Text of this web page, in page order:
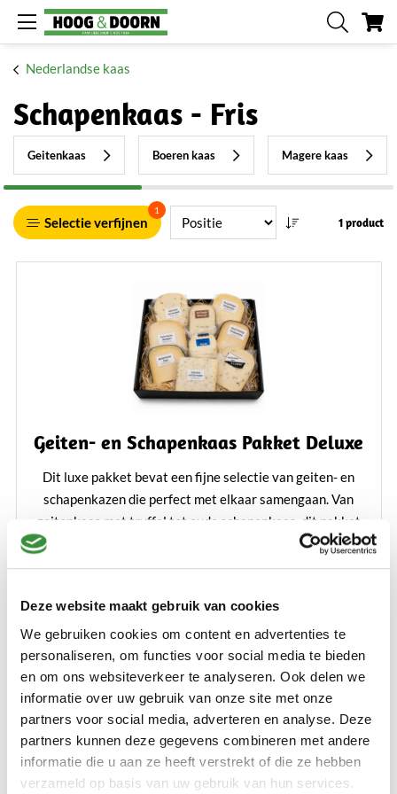
Deze website maakt gebruik van cookies
We gebruiken cookies om content en advertenties te
personaliseren, om functies voor social media te bieden
en om ons websiteverkeer te analyseren. Ook delen we
informatie over uw gebruik van onze site met onze
partners voor social media, adverteren en analyse. Deze
partners kunnen deze gegevens combineren met andere
informatie die u aan ze heeft verstrekt of die ze hebben
verzameld op basis van uw gebruik van hun services.
Nederlandse kaas
Schapenkaas - Fris
Geitenkaas Boeren kaas Magere kaas
Selectie verfijnen
1
1 product
Geiten- en Schapenkaas Pakket Deluxe
Dit luxe pakket bevat een fijne selectie van geiten- en
schapenkazen die perfect met elkaar samengaan. Van
geitenkaas met truffel tot oude schapenkaas, dit pakket
biedt een verrukkelijke variatie aan smaken. Ons Geiten-
en Schapenkaas Pakket is een geweldig cadeau voor
Lees verder
Bestellen
Toon